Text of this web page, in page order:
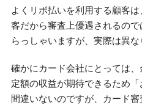
よくリボ払いを利用する顧客
客だから審査上優遇されるの
らっしゃいますが、実際は異な
確かにカード会社にとっては
定額の収益が期待できるため
間違いないのですが、カード